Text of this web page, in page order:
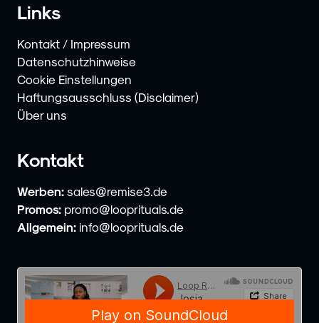
Links
Kontakt / Impressum
Datenschutzhinweise
Cookie Einstellungen
Haftungsausschluss (Disclaimer)
Über uns
Kontakt
Werben: sales@remise3.de
Promos: promo@looprituals.de
Allgemein: info@looprituals.de